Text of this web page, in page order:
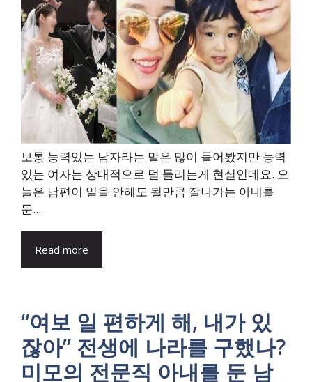
보통 능력있는 남자라는 말은 많이 들어봤지만 능력
있는 여자는 상대적으로 덜 들리는게 현실인데요. 오
늘은 남편이 일을 안해도 될만큼 잘나가는 아내를
둔...
Read more
“여보 일 편하게 해, 내가 있
잖아” 전생에 나라를 구했나?
미모의 전문직 아내를 둔 남